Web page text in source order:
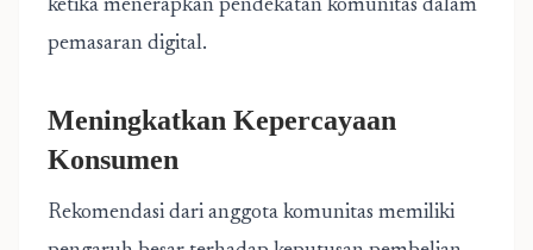
ketika menerapkan pendekatan komunitas dalam
pemasaran digital.
Meningkatkan Kepercayaan
Konsumen
Rekomendasi dari anggota komunitas memiliki